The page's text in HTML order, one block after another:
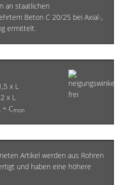
an staatlichen
Beton C 20/25 bei Axial-,
ermittelt.
x L
x L
Cmon
Artikel werden aus Rohren
und haben eine höhere